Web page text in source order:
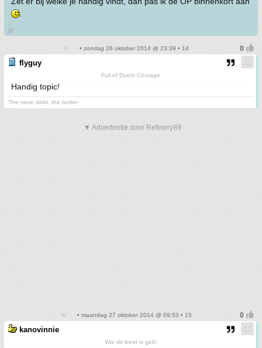
జ్ఞ‌ా
• zondag 26 oktober 2014 @ 23:39 • 14
flyguy
Full of Dutch Courage
Handig topic!
The more debt, the better
▼ Advertentie door Refinery89
• maandag 27 oktober 2014 @ 09:53 • 15
kanovinnie
Wie dit leest is gek!